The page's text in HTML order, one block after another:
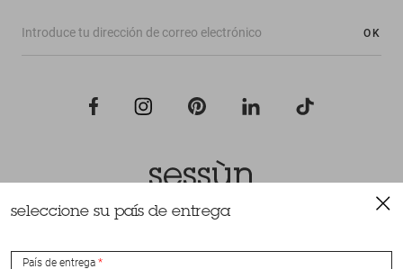
OK
Todos los derechos reservados Sessùn 2022
seleccione su país de entrega
País de entrega